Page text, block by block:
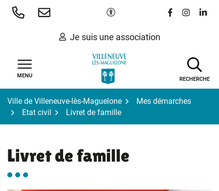
Aller
Paramètres d'accessibilité
Lien vers le
Lien vers
Lien
Je suis une association
MENU
RECHERCHE
Ville de Villeneuve-lès-Maguelone
Mes démarches
Etat civil
Livret de famille
Livret de famille